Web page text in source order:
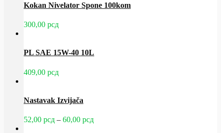
Kokan Nivelator Spone 100kom
300,00 рсд
PL SAE 15W-40 10L
409,00 рсд
Nastavak Izvijača
52,00 рсд – 60,00 рсдRaspon